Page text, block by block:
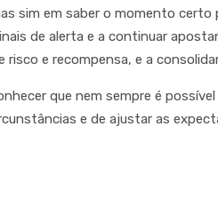
sim em saber o momento
de alerta e a continuar
e recompensa, e a
que nem sempre é
e de ajustar as